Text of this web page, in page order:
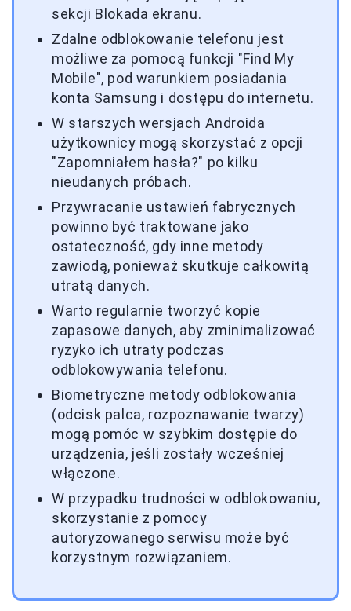
sekcji Blokada ekranu.
Zdalne odblokowanie telefonu jest
możliwe za pomocą funkcji "Find My
Mobile", pod warunkiem posiadania
konta Samsung i dostępu do internetu.
W starszych wersjach Androida
użytkownicy mogą skorzystać z opcji
"Zapomniałem hasła?" po kilku
nieudanych próbach.
Przywracanie ustawień fabrycznych
powinno być traktowane jako
ostateczność, gdy inne metody
zawiodą, ponieważ skutkuje całkowitą
utratą danych.
Warto regularnie tworzyć kopie
zapasowe danych, aby zminimalizować
ryzyko ich utraty podczas
odblokowywania telefonu.
Biometryczne metody odblokowania
(odcisk palca, rozpoznawanie twarzy)
mogą pomóc w szybkim dostępie do
urządzenia, jeśli zostały wcześniej
włączone.
W przypadku trudności w odblokowaniu,
skorzystanie z pomocy
autoryzowanego serwisu może być
korzystnym rozwiązaniem.